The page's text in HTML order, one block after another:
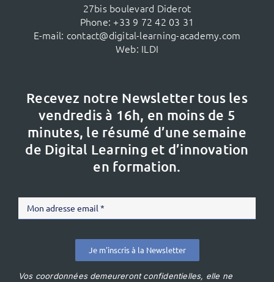
27bis boulevard Diderot
Phone: +33 9 72 42 03 31
E-mail: contact@digital-learning-academy.com
Web: ILDI
Recevez notre Newsletter tous les
vendredis à 16h, en moins de 5
minutes, le résumé d’une semaine
de Digital Learning et d’innovation
en formation.
Je m'inscris à la Newsletter
Vos coordonnées demeureront confidentielles, elle ne